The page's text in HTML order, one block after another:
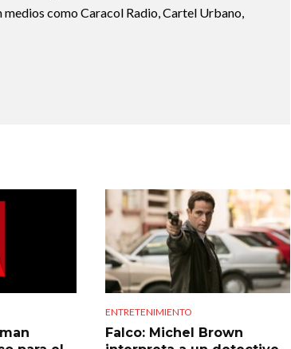
como Caracol Radio, Cartel Urbano,
ENTRETENIMIENTO
Falco: Michel Brown